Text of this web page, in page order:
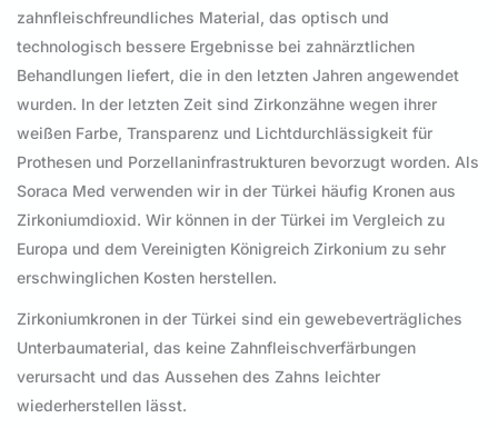
zahnfleischfreundliches Material, das optisch und
technologisch bessere Ergebnisse bei zahnärztlichen
Behandlungen liefert, die in den letzten Jahren angewendet
wurden. In der letzten Zeit sind Zirkonzähne wegen ihrer
weißen Farbe, Transparenz und Lichtdurchlässigkeit für
Prothesen und Porzellaninfrastrukturen bevorzugt worden. Als
Soraca Med verwenden wir in der Türkei häufig Kronen aus
Zirkoniumdioxid. Wir können in der Türkei im Vergleich zu
Europa und dem Vereinigten Königreich Zirkonium zu sehr
erschwinglichen Kosten herstellen.
Zirkoniumkronen in der Türkei sind ein gewebeverträgliches
Unterbaumaterial, das keine Zahnfleischverfärbungen
verursacht und das Aussehen des Zahns leichter
wiederherstellen lässt.